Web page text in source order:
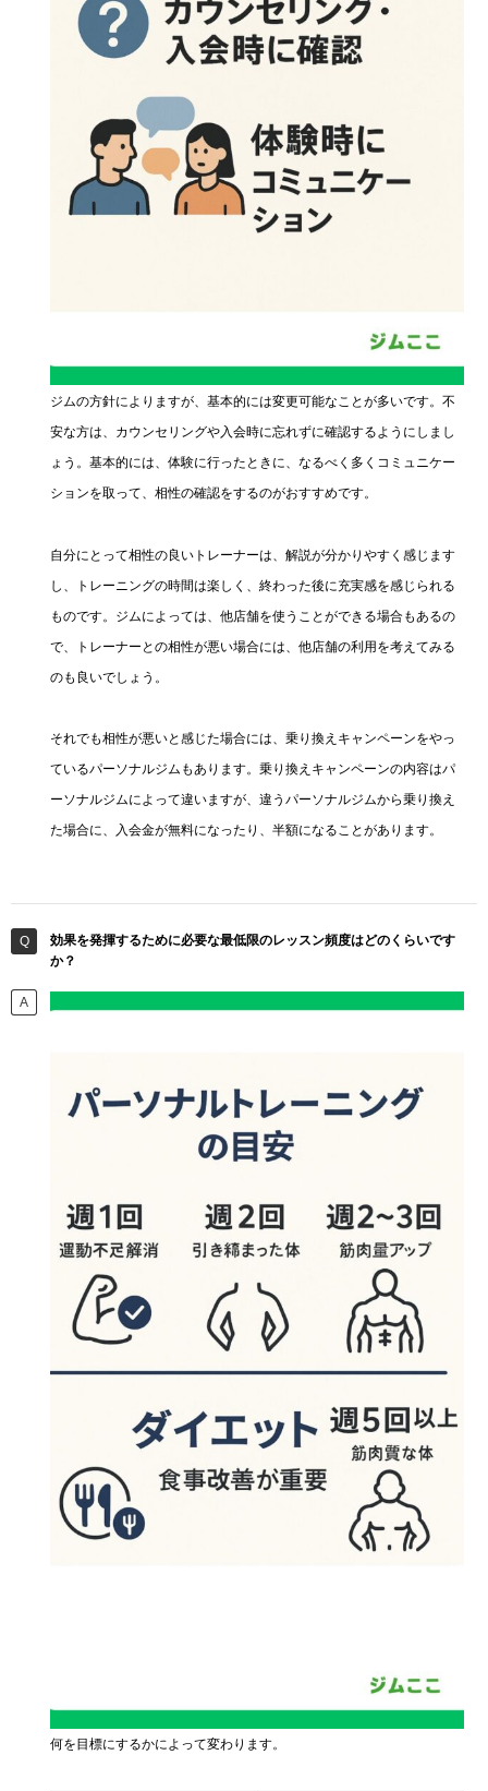
ジムの方針によりますが、基本的には変更可能なことが多いです。不
安な方は、カウンセリングや入会時に忘れずに確認するようにしまし
ょう。基本的には、体験に行ったときに、なるべく多くコミュニケー
ションを取って、相性の確認をするのがおすすめです。
自分にとって相性の良いトレーナーは、解説が分かりやすく感じます
し、トレーニングの時間は楽しく、終わった後に充実感を感じられる
ものです。ジムによっては、他店舗を使うことができる場合もあるの
で、トレーナーとの相性が悪い場合には、他店舗の利用を考えてみる
のも良いでしょう。
それでも相性が悪いと感じた場合には、乗り換えキャンペーンをやっ
ているパーソナルジムもあります。乗り換えキャンペーンの内容はパ
ーソナルジムによって違いますが、違うパーソナルジムから乗り換え
た場合に、入会金が無料になったり、半額になることがあります。
効果を発揮するために必要な最低限のレッスン頻度はどのくらいです
か？
何を目標にするかによって変わります。